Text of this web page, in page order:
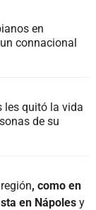
en
connacional
les quitó la vida
de su
, como en
en Nápoles y